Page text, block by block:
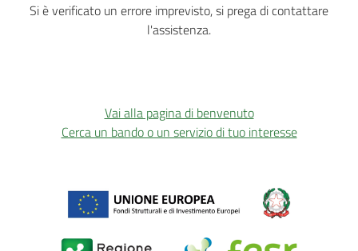
Si è verificato un errore imprevisto, si prega di contattare
l'assistenza.
Vai alla pagina di benvenuto
Cerca un bando o un servizio di tuo interesse